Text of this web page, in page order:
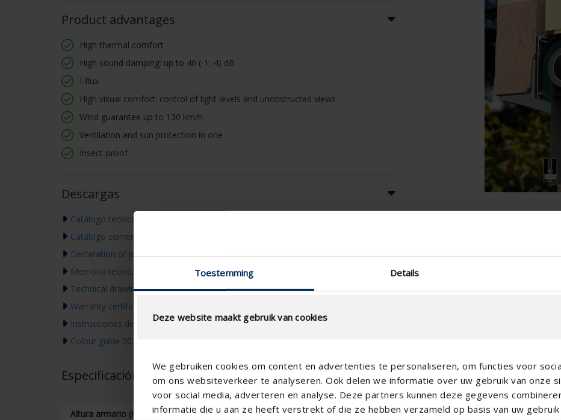
Toestemming Details
Deze website maakt gebruik van cookies
We gebruiken cookies om content en advertenties te personaliseren, om functies voor
om ons websiteverkeer te analyseren. Ook delen we informatie over uw gebruik van onze
voor social media, adverteren en analyse. Deze partners kunnen deze gegevens
informatie die u aan ze heeft verstrekt of die ze hebben verzameld op basis van uw gebruik
Product advantages
High thermal comfort
High sound damping: up to 40 (-1;-4) dB
I-flux
High visual comfort: control of light levels and unobstructed views
Wind guarantee up to 130 km/h
Ventilation and sun protection in one
Insect-proof
Descargas
Catálogo tecnico
Catálogo comercial
Declaration of performance
Memoria tecnica
Technical drawing
Warranty certificate
Instrucciones de montaje
Colour guide 2026
Especificación técnica
Altura armario (mm)
132